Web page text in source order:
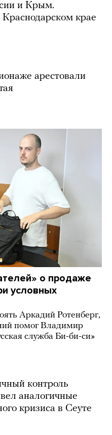
и Крым.
крае
арестовали
о продаже
условных
Аркадий Ротенберг,
помог Владимир
служба Би-би-си»
контроль
аналогичные
кризиса в Сеуте